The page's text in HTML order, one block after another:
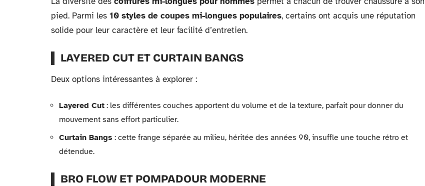
pied. Parmi les 10 styles de coupes mi-longues populaires, certains ont acquis une réputation
solide pour leur caractère et leur facilité d’entretien.
LAYERED CUT ET CURTAIN BANGS
Deux options intéressantes à explorer :
Layered Cut : les différentes couches apportent du volume et de la texture, parfait pour donner du
mouvement sans effort particulier.
Curtain Bangs : cette frange séparée au milieu, héritée des années 90, insuffle une touche rétro et
détendue.
BRO FLOW ET POMPADOUR MODERNE